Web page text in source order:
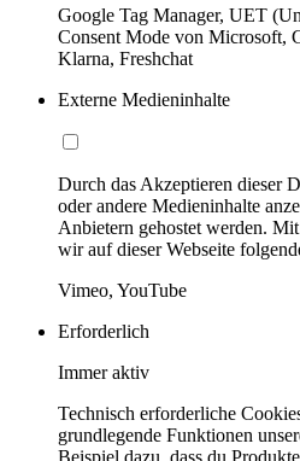
Google Tag Manager, UET
Consent Mode von Microsoft,
Klarna, Freshchat
Externe Medieninhalte
Durch das Akzeptieren dieser
oder andere Medieninhalte
Anbietern gehostet werden.
wir auf dieser Webseite
Vimeo, YouTube
Erforderlich
Immer aktiv
Technisch erforderliche
grundlegende Funktionen